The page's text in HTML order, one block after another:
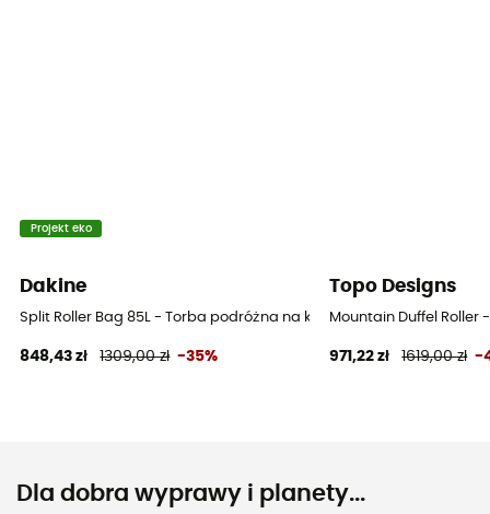
Projekt eko
Dakine
Split Roller Bag 85L - Torba podróżna na kółkach
848,43 zł 1309,00 zł -35%
Topo Designs
Mountain Duffel Roller
971,22 zł 1619,00 zł -
Dla dobra wyprawy i planety...